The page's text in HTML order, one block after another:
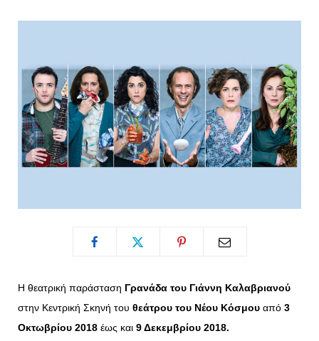
k e
r
)
m
s
t
Η θεατρική παράσταση Γρανάδα του Γιάννη Καλαβριανού
στην Κεντρική Σκηνή του θεάτρου του Νέου Κόσμου από 3
Οκτωβρίου 2018 έως και 9 Δεκεμβρίου 2018.